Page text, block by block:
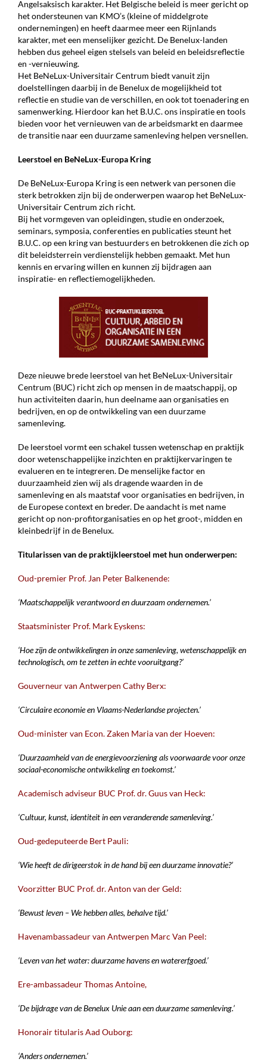
Angelsaksisch karakter. Het Belgische beleid is meer gericht op
het ondersteunen van KMO’s (kleine of middelgrote
ondernemingen) en heeft daarmee meer een Rijn­lands
karakter, met een menselijker gezicht. De Benelux-landen
hebben dus geheel eigen stelsels van beleid en beleidsreflectie
en -vernieuwing.
Het BeNeLux-Universitair Centrum biedt vanuit zijn
doelstellingen daarbij in de Benelux de mogelijk­heid tot
reflectie en studie van de verschillen, en ook tot toenadering en
samenwerking. Hierdoor kan het B.U.C. ons inspiratie en tools
bieden voor het vernieuwen van de arbeidsmarkt en daarmee
de transitie naar een duurzame samenleving helpen versnellen.
Leerstoel en BeNeLux-Europa Kring
De BeNeLux-Europa Kring is een netwerk van personen die
sterk betrokken zijn bij de onderwerpen waarop het BeNeLux-
Universitair Centrum zich richt.
Bij het vormgeven van opleidingen, studie en onderzoek,
seminars, symposia, conferenties en publicaties steunt het
B.U.C. op een kring van bestuurders en betrokkenen die zich op
dit beleids­terrein verdienstelijk hebben gemaakt. Met hun
kennis en ervaring willen en kunnen zij bijdragen aan
inspiratie- en reflectiemogelijkheden.
Deze nieuwe brede leerstoel van het BeNeLux-Universitair
Centrum (BUC) richt zich op mensen in de maatschappij, op
hun activiteiten daarin, hun deelname aan organisaties en
bedrijven, en op de ontwikkeling van een duurzame
samenleving.
De leerstoel vormt een schakel tussen wetenschap en praktijk
door wetenschappelijke inzichten en praktijkervaringen te
evalueren en te integreren. De menselijke factor en
duurzaamheid zien wij als dragende waarden in de
samenleving en als maatstaf voor organisaties en bedrijven, in
de Europese context en breder. De aandacht is met name
gericht op non-profitorganisaties en op het groot-, midden en
kleinbedrijf in de Benelux.
Titularissen van de praktijkleerstoel met hun onderwerpen:
Oud-premier Prof. Jan Peter Balkenende:
‘Maatschappelijk verantwoord en duurzaam ondernemen.’
Staatsminister Prof. Mark Eyskens:
‘Hoe zijn de ontwikkelingen in onze samenleving, wetenschappelijk en
technologisch, om te zetten in echte vooruitgang?’
Gouverneur van Antwerpen Cathy Berx:
‘Circulaire economie en Vlaams-Nederlandse projecten.’
Oud-minister van Econ. Zaken Maria van der Hoeven:
‘Duurzaamheid van de energievoorziening als voorwaarde voor onze
sociaal-economische ontwikkeling en toekomst.’
Academisch adviseur BUC Prof. dr. Guus van Heck:
‘Cultuur, kunst, identiteit in een veranderende samenleving.’
Oud-gedeputeerde Bert Pauli:
‘Wie heeft de dirigeerstok in de hand bij een duurzame innovatie?’
Voorzitter BUC Prof. dr. Anton van der Geld:
‘Bewust leven – We hebben alles, behalve tijd.’
Havenambassadeur van Antwerpen Marc Van Peel:
‘Leven van het water: duurzame havens en watererfgoed.’
Ere-ambassadeur Thomas Antoine,
‘De bijdrage van de Benelux Unie aan een duurzame samenleving.’
Honorair titularis Aad Ouborg:
‘Anders ondernemen.’